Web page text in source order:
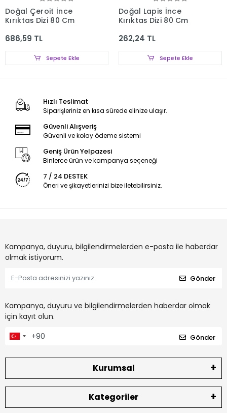
Doğal Çeroit İnce
Kırıktaş Dizi 80 Cm
686,59 TL
Sepete Ekle
Doğal Lapis İnce
Kırıktaş Dizi 80 Cm
262,24 TL
Sepete Ekle
Hızlı Teslimat
Siparişleriniz en kısa sürede elinize ulaşır.
Güvenli Alışveriş
Güvenli ve kolay ödeme sistemi
Geniş Ürün Yelpazesi
Binlerce ürün ve kampanya seçeneği
7 / 24 DESTEK
Öneri ve şikayetlerinizi bize iletebilirsiniz.
Kampanya, duyuru, bilgilendirmelerden e-posta ile haberdar
olmak istiyorum.
Gönder
Kampanya, duyuru ve bilgilendirmelerden haberdar olmak
için kayıt olun.
Gönder
Kurumsal
Kategoriler